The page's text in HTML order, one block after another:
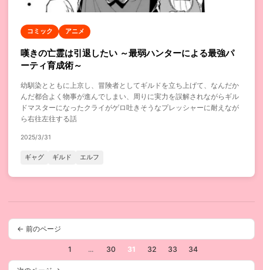
コミック アニメ
嘆きの亡霊は引退したい ～最弱ハンターによる最強パ
ーティ育成術～
幼馴染とともに上京し、冒険者としてギルドを立ち上げて、なんだか
んだ都合よく物事が進んでしまい、周りに実力を誤解されながらギル
ドマスターになったクライがゲロ吐きそうなプレッシャーに耐えなが
ら右往左往する話
2025/3/31
ギャグ ギルド エルフ
← 前のページ
1 ... 30 31 32 33 34